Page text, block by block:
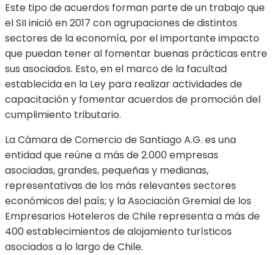
Este tipo de acuerdos forman parte de un trabajo que
el SII inició en 2017 con agrupaciones de distintos
sectores de la economía, por el importante impacto
que puedan tener al fomentar buenas prácticas entre
sus asociados. Esto, en el marco de la facultad
establecida en la Ley para realizar actividades de
capacitación y fomentar acuerdos de promoción del
cumplimiento tributario.
La Cámara de Comercio de Santiago A.G. es una
entidad que reúne a más de 2.000 empresas
asociadas, grandes, pequeñas y medianas,
representativas de los más relevantes sectores
económicos del país; y la Asociación Gremial de los
Empresarios Hoteleros de Chile representa a más de
400 establecimientos de alojamiento turísticos
asociados a lo largo de Chile.